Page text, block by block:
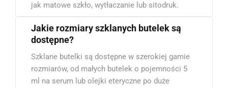
jak matowe szkło, wytłaczanie lub sitodruk.
Jakie rozmiary szklanych butelek są
dostępne?
Szklane butelki są dostępne w szerokiej gamie
rozmiarów, od małych butelek o pojemności 5
ml na serum lub olejki eteryczne po duże